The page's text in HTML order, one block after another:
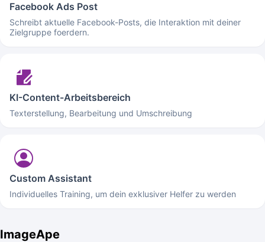
Facebook Ads Post
Schreibt aktuelle Facebook-Posts, die Interaktion mit deiner
Zielgruppe foerdern.
KI-Content-Arbeitsbereich
Texterstellung, Bearbeitung und Umschreibung
Custom Assistant
Individuelles Training, um dein exklusiver Helfer zu werden
ImageApe